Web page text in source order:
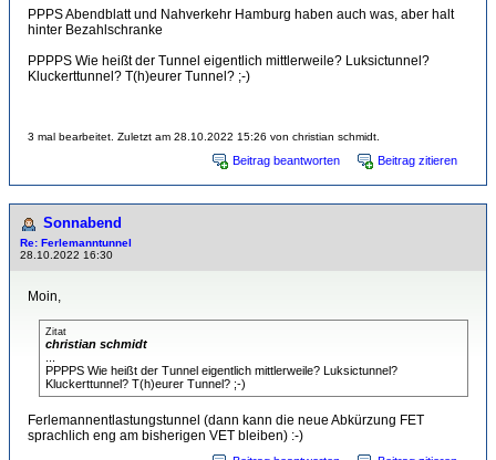
PPPS Abendblatt und Nahverkehr Hamburg haben auch was, aber halt
hinter Bezahlschranke
PPPPS Wie heißt der Tunnel eigentlich mittlerweile? Luksictunnel?
Kluckerttunnel? T(h)eurer Tunnel? ;-)
3 mal bearbeitet. Zuletzt am 28.10.2022 15:26 von christian schmidt.
Beitrag beantworten Beitrag zitieren
Sonnabend
Re: Ferlemanntunnel
28.10.2022 16:30
Moin,
Zitat
christian schmidt
PPPPS Wie heißt der Tunnel eigentlich mittlerweile? Luksictunnel?
Kluckerttunnel? T(h)eurer Tunnel? ;-)
Ferlemannentlastungstunnel (dann kann die neue Abkürzung FET
sprachlich eng am bisherigen VET bleiben) :-)